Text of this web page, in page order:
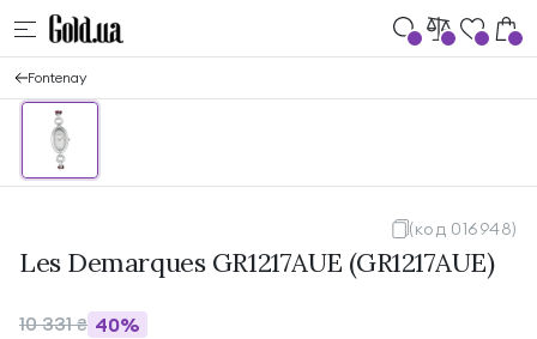
Fontenay
(код 016948)
Les Demarques GR1217AUE (GR1217AUE)
10 331₴ 40%